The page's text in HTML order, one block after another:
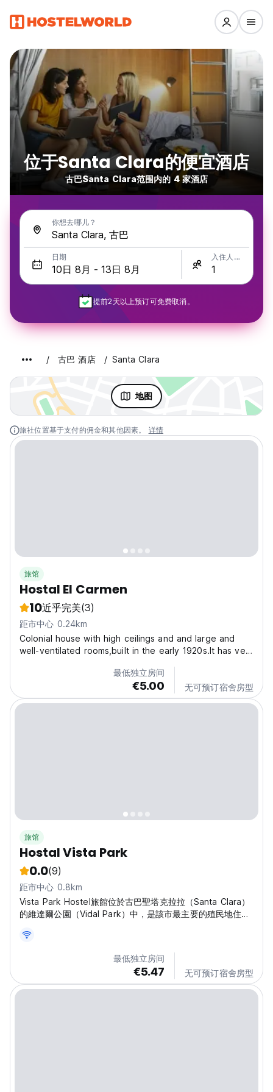
位于Santa Clara的便宜酒店
古巴Santa Clara范围内的 4 家酒店
你想去哪儿？
日期 入住人数
提前2天以上预订可免费取消。
古巴 酒店 Santa Clara
地图
旅社位置基于支付的佣金和其他因素。 详情
旅馆
Hostal El Carmen
10近乎完美(3)
距市中心 0.24km
Colonial house with high ceilings and and large and
well-ventilated rooms,built in the early 1920s.It has very
good comfort, in addition to its bathroom with its
bathtub, everything very confortables. We...
最低独立房间
€5.00 无可预订宿舍房型
旅馆
Hostal Vista Park
0.0(9)
距市中心 0.8km
Vista Park Hostel旅館位於古巴聖塔克拉拉（Santa Clara）
的維達爾公園（Vidal Park）中，是該市最主要的殖民地住
衷主義建築和殖民地風格的地板，從地板到天花板的高度為6
米，類似於一個由六間30平方米的房間組成的小宮殿，與城市
中的其他旅館相比，都享有獨特的風景。這是整個城市唯一的
殖民地旅館，就在聖塔克拉拉（Santa Clara）的維達爾公園
（Vidal Park）中，鑑於我們毗鄰建築物的美麗和歷史，來自
最低独立房间
€5.47 无可预订宿舍房型